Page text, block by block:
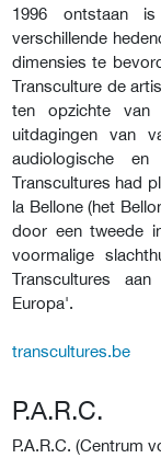
1996 ontstaan
verschillende
dimensies te
Transculture de
ten opzichte van
uitdagingen van
audiologische
Transcultures had
la Bellone (het
door een tweede
voormalige
Transcultures
Europa'.
transcultures.be
P.A.R.C.
P.A.R.C. (Centrum